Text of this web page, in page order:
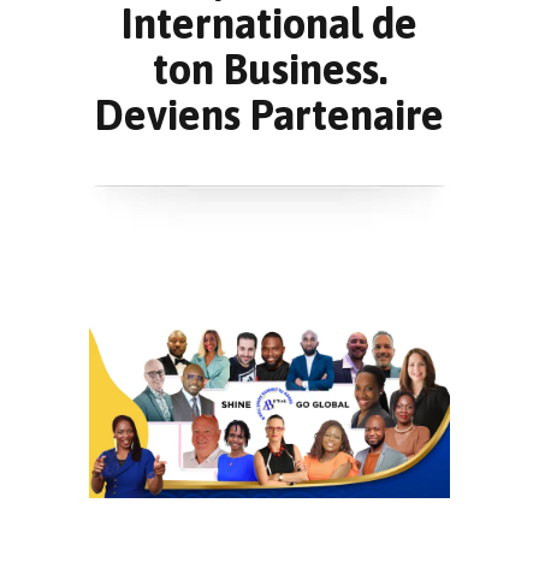
International de
ton Business.
Deviens Partenaire